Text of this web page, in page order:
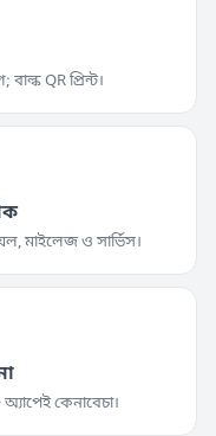
QR প্রিন্ট।
মাইলেজ ও সার্ভিস।
কেনাবেচা।